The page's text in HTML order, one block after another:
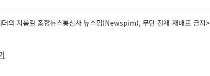
의 지름길 종합뉴스통신사 뉴스핌(Newspim), 무단 전재-재배포 금지>